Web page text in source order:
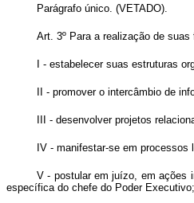
Parágrafo único. (VETADO).
Art. 3º Para a realização de
I - estabelecer suas estruturas
II - promover o intercâmbio de
III - desenvolver projetos
IV - manifestar-se em
V - postular em juízo, em ações
específica do chefe do Poder Executivo;